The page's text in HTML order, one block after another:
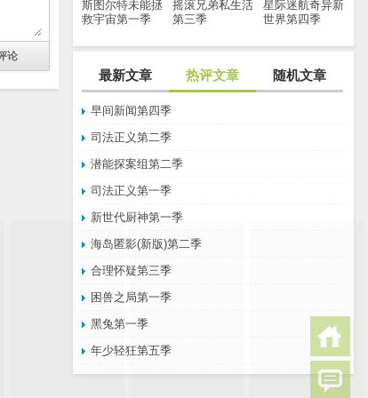
斯图尔特未能拯
救宇宙第一季
摇滚兄弟私生活
第三季
星际迷航奇异新
世界第四季
最新文章 热评文章 随机文章
早间新闻第四季
司法正义第二季
潜能探案组第二季
司法正义第一季
新世代厨神第一季
海岛匿影(新版)第二季
合理怀疑第三季
困兽之局第一季
黑兔第一季
年少轻狂第五季